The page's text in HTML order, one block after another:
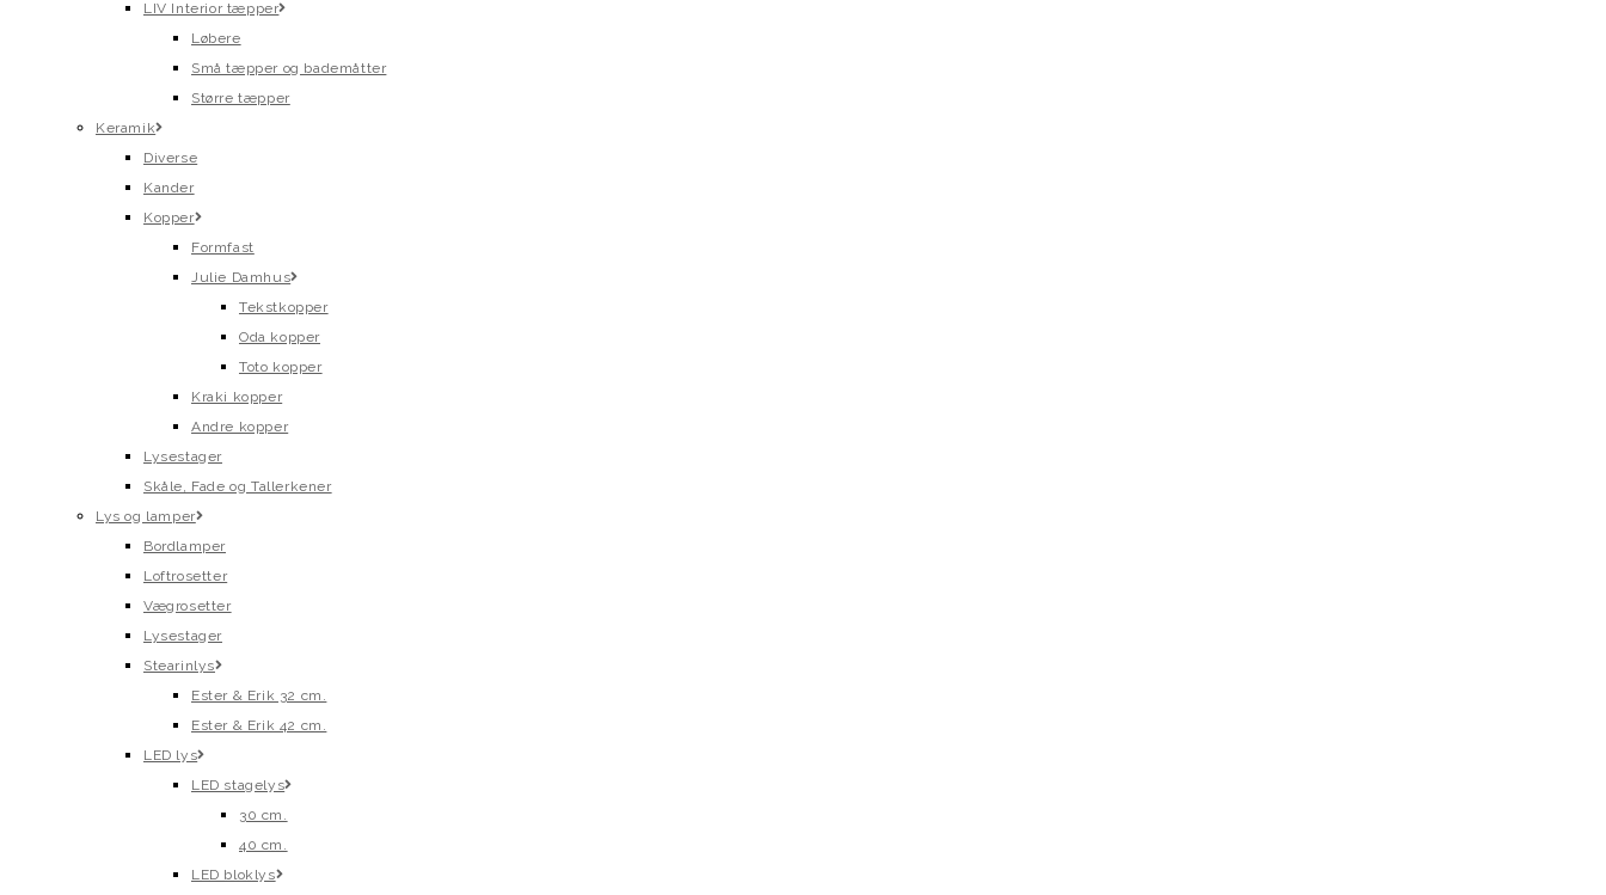
LIV Interior tæpper
Løbere
Små tæpper og bademåtter
Større tæpper
Keramik
Diverse
Kander
Kopper
Formfast
Julie Damhus
Tekstkopper
Oda kopper
Toto kopper
Kraki kopper
Andre kopper
Lysestager
Skåle, Fade og Tallerkener
Lys og lamper
Bordlamper
Loftrosetter
Vægrosetter
Lysestager
Stearinlys
Ester & Erik 32 cm.
Ester & Erik 42 cm.
LED lys
LED stagelys
30 cm.
40 cm.
LED bloklys